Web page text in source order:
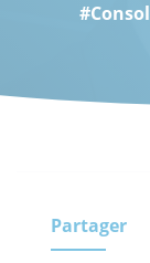
Partager